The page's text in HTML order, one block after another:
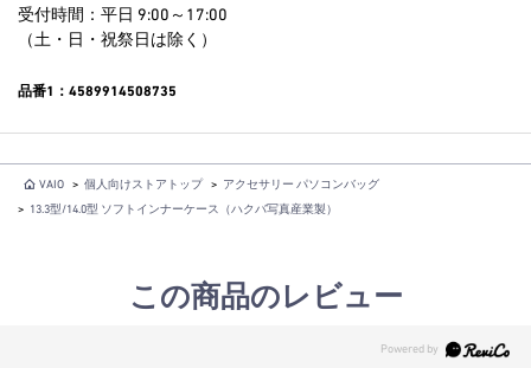
受付時間：平日 9:00～17:00
（土・日・祝祭日は除く）
品番1：4589914508735
VAIO > 個人向けストアトップ > アクセサリー パソコンバッグ
> 13.3型/14.0型 ソフトインナーケース（ハクバ写真産業製）
この商品のレビュー